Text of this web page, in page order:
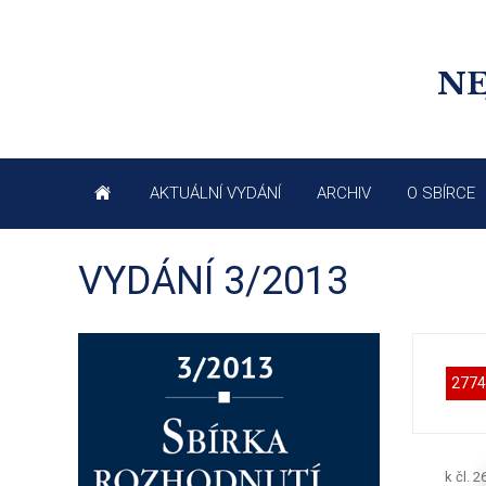
AKTUÁLNÍ VYDÁNÍ ARCHIV O SBÍRCE
VYDÁNÍ 3/2013
k čl.